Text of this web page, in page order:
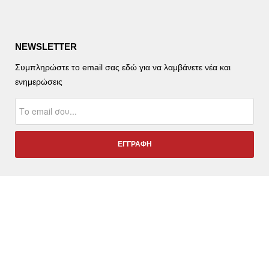
NEWSLETTER
Συμπληρώστε το email σας εδώ για να λαμβάνετε νέα και
ενημερώσεις